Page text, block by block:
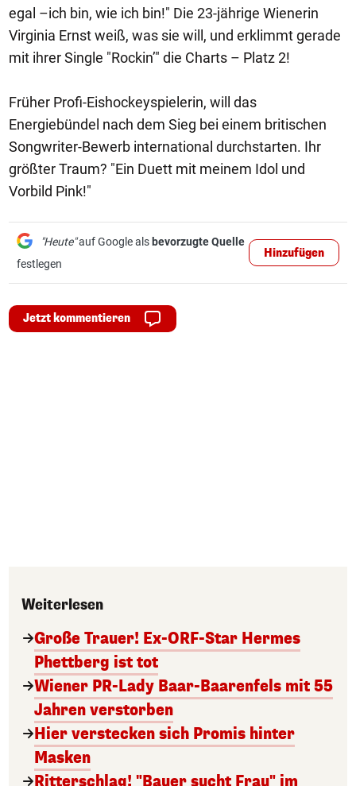
egal –ich bin, wie ich bin!" Die 23-jährige Wienerin
Virginia Ernst weiß, was sie will, und erklimmt gerade
mit ihrer Single "Rockin’" die Charts – Platz 2!
Früher Profi-Eishockeyspielerin, will das
Energiebündel nach dem Sieg bei einem britischen
Songwriter-Bewerb international durchstarten. Ihr
größter Traum? "Ein Duett mit meinem Idol und
Vorbild Pink!"
"Heute"auf Google als bevorzugte Quelle
festlegen
Hinzufügen
Jetzt kommentieren
Weiterlesen
Große Trauer! Ex-ORF-Star Hermes
Phettberg ist tot
Wiener PR-Lady Baar-Baarenfels mit 55
Jahren verstorben
Hier verstecken sich Promis hinter
Masken
Ritterschlag! "Bauer sucht Frau" im